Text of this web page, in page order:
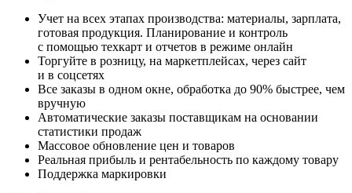
Учет на всех этапах производства: материалы, зарплата,
готовая продукция. Планирование и контроль
с помощью техкарт и отчетов в режиме онлайн
Торгуйте в розницу, на маркетплейсах, через сайт
и в соцсетях
Все заказы в одном окне, обработка до 90% быстрее, чем
вручную
Автоматические заказы поставщикам на основании
статистики продаж
Массовое обновление цен и товаров
Реальная прибыль и рентабельность по каждому товару
Поддержка маркировки